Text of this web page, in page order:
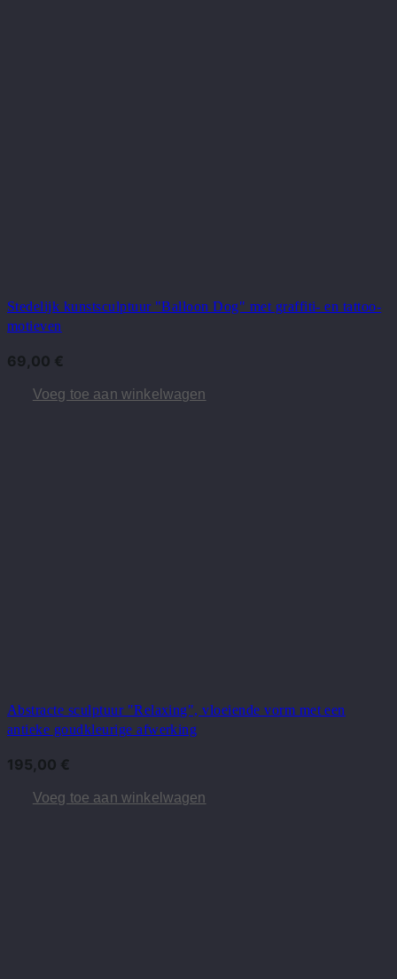
Stedelijk kunstsculptuur "Balloon Dog" met graffiti- en tattoo-
motieven
69,00 €
Voeg toe aan winkelwagen
Abstracte sculptuur "Relaxing", vloeiende vorm met een
antieke goudkleurige afwerking
195,00 €
Voeg toe aan winkelwagen